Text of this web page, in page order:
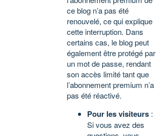
ce blog n’a pas été
renouvelé, ce qui explique
cette interruption. Dans
certains cas, le blog peut
également être protégé par
un mot de passe, rendant
son accès limité tant que
l’abonnement premium n’a
pas été réactivé.
Pour les visiteurs :
Si vous avez des